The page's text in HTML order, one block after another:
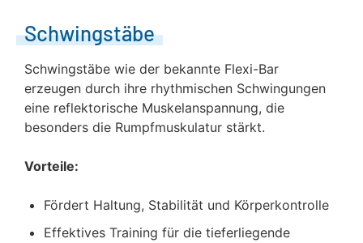
Schwingstäbe
Schwingstäbe wie der bekannte Flexi-Bar
erzeugen durch ihre rhythmischen Schwingungen
eine reflektorische Muskelanspannung, die
besonders die Rumpfmuskulatur stärkt.
Vorteile:
Fördert Haltung, Stabilität und Körperkontrolle
Effektives Training für die tieferliegende